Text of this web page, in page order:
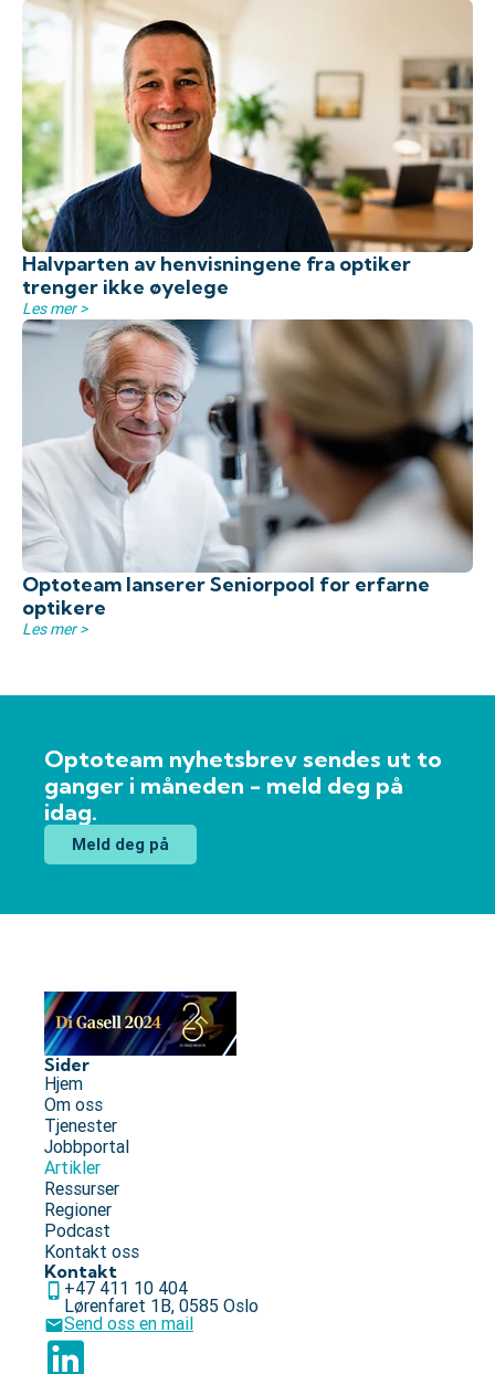
Halvparten av henvisningene fra optiker
trenger ikke øyelege
Les mer >
Optoteam lanserer Seniorpool for erfarne
optikere
Les mer >
Optoteam nyhetsbrev sendes ut to
ganger i måneden - meld deg på
idag.
Meld deg på
Sider
Hjem
Om oss
Tjenester
Jobbportal
Artikler
Ressurser
Regioner
Podcast
Kontakt oss
Kontakt
+47 411 10 404
Lørenfaret 1B, 0585 Oslo
Send oss en mail